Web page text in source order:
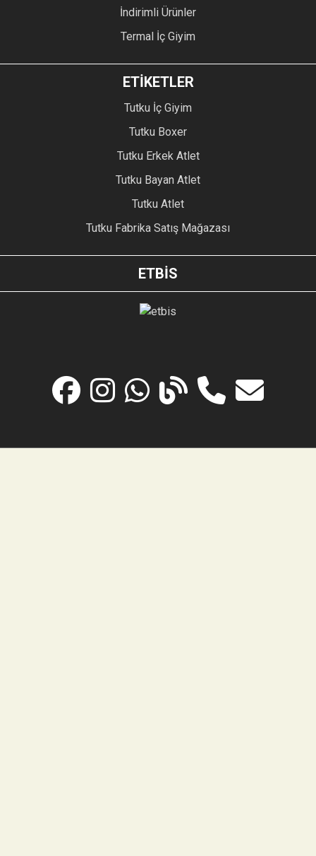
İndirimli Ürünler
Termal İç Giyim
ETİKETLER
Tutku İç Giyim
Tutku Boxer
Tutku Erkek Atlet
Tutku Bayan Atlet
Tutku Atlet
Tutku Fabrika Satış Mağazası
ETBİS